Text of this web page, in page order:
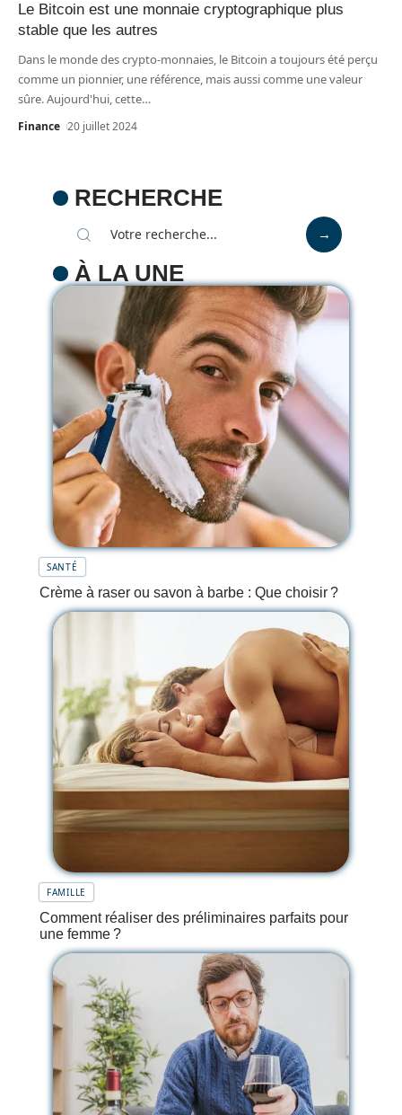
Le Bitcoin est une monnaie cryptographique plus
stable que les autres
Dans le monde des crypto-monnaies, le Bitcoin a toujours été perçu
comme un pionnier, une référence, mais aussi comme une valeur
sûre. Aujourd'hui, cette…
Finance 20 juillet 2024
RECHERCHE
À LA UNE
SANTÉ
Crème à raser ou savon à barbe : Que choisir ?
FAMILLE
Comment réaliser des préliminaires parfaits pour
une femme ?